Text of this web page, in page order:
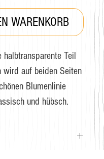
WARENKORB
halbtransparente Teil
wird auf beiden Seiten
Blumenlinie
und hübsch.